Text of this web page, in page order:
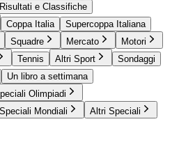
Risultati e Classifiche
Coppa Italia
Supercoppa Italiana
Squadre Mercato
Motori
Tennis Altri Sport
Sondaggi
Un libro a settimana
Olimpiadi
Speciali Mondiali Altri Speciali